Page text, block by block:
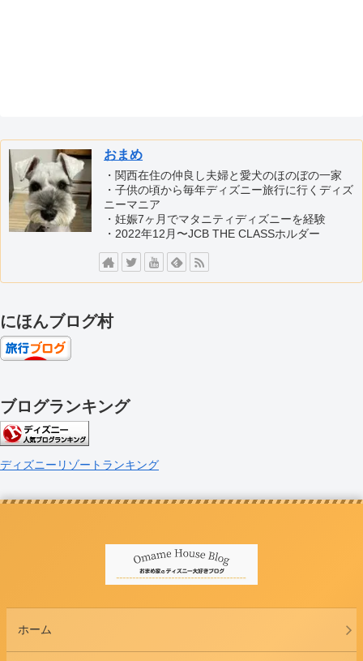
おまめ
・関西在住の仲良し夫婦と愛犬のほのぼの一家
・子供の頃から毎年ディズニー旅行に行くディズ
ニーマニア
・妊娠7ヶ月でマタニティディズニーを経験
・2022年12月〜JCB THE CLASSホルダー
にほんブログ村
ブログランキング
ディズニーリゾートランキング
ホーム